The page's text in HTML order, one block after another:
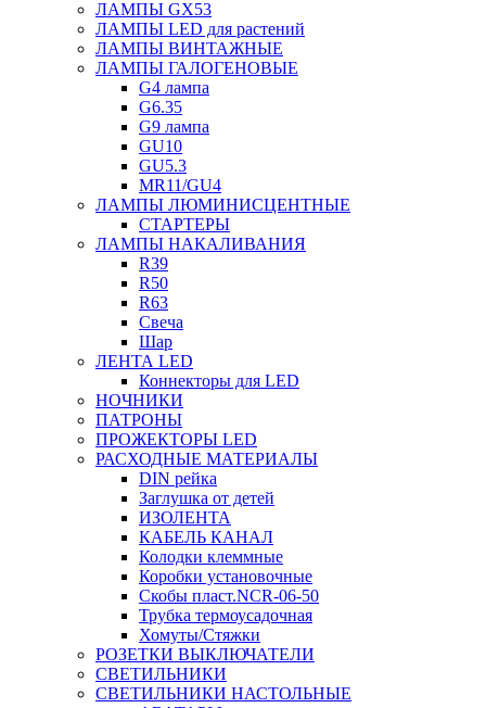
ЛАМПЫ GX53
ЛАМПЫ LED для растений
ЛАМПЫ ВИНТАЖНЫЕ
ЛАМПЫ ГАЛОГЕНОВЫЕ
G4 лампа
G6.35
G9 лампа
GU10
GU5.3
MR11/GU4
ЛАМПЫ ЛЮМИНИСЦЕНТНЫЕ
СТАРТЕРЫ
ЛАМПЫ НАКАЛИВАНИЯ
R39
R50
R63
Свеча
Шар
ЛЕНТА LED
Коннекторы для LED
НОЧНИКИ
ПАТРОНЫ
ПРОЖЕКТОРЫ LED
РАСХОДНЫЕ МАТЕРИАЛЫ
DIN рейка
Заглушка от детей
ИЗОЛЕНТА
КАБЕЛЬ КАНАЛ
Колодки клеммные
Коробки установочные
Скобы пласт.NCR-06-50
Трубка термоусадочная
Хомуты/Стяжки
РОЗЕТКИ ВЫКЛЮЧАТЕЛИ
СВЕТИЛЬНИКИ
СВЕТИЛЬНИКИ НАСТОЛЬНЫЕ